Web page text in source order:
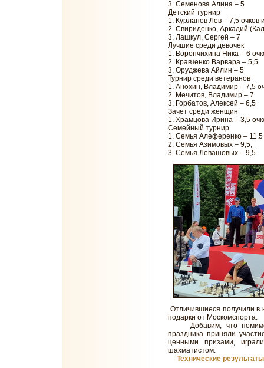
3. Семенова Алина – 5
Детский турнир
1. Курланов Лев – 7,5 очков
2. Свириденко, Аркадий
3. Лашкул, Сергей – 7
Лучшие среди девочек
1. Ворончихина Ника – 6
2. Кравченко Варвара – 5,5
3. Оруджева Айлин – 5
Турнир среди ветеранов
1. Анохин, Владимир – 7,5
2. Мечитов, Владимир – 7
3. Горбатов, Алексей – 6,5
Зачет среди женщин
1. Храмцова Ирина – 3,5
Семейный турнир
1. Семья Алеференко – 11,5
2. Семья Азимовых – 9,5,
3. Семья Левашовых – 9,5
Отличившиеся получили в
подарки от Москомспорта.
Добавим, что помимо
праздника приняли
ценными призами,
шахматистом.
Технические результаты